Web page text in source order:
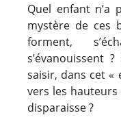
Quel enfant n’a
mystère de ces
forment,
s’évanouissent
saisir, dans cet «
vers les hauteurs
disparaisse ?